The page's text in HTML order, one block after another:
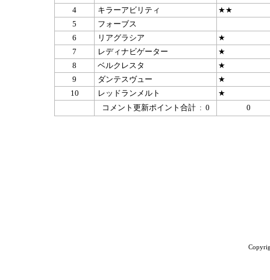
4
キラーアビリティ
★★
5
フォーブス
6
リアグラシア
★
7
レディナビゲーター
★
8
ベルクレスタ
★
9
ダンテスヴュー
★
10
レッドランメルト
★
コメント更新ポイント合計 : 0
0